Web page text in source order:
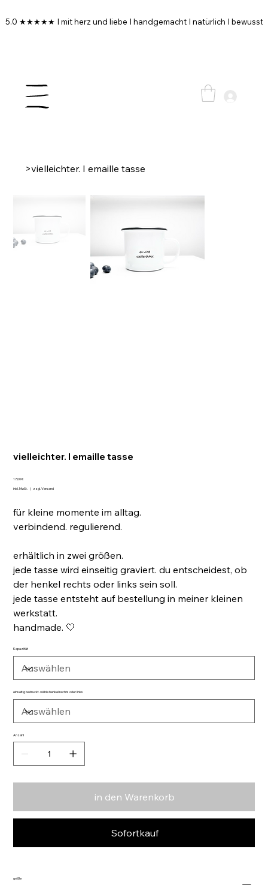
5.0 ★★★★★ I mit herz und liebe I handgemacht I natürlich I bewusst
>vielleichter. I emaille tasse
vielleichter. I emaille tasse
Preis
17,00 €
inkl. MwSt. | zzgl. Versand
für kleine momente im alltag.
verbindend. regulierend.
erhältlich in zwei größen.
jede tasse wird einseitig graviert. du entscheidest, ob
der henkel rechts oder links sein soll.
jede tasse entsteht auf bestellung in meiner kleinen
werkstatt.
handmade. 🤍
Kapazität
einseitig bedruckt. wähle henkel rechts oder links
Anzahl
in den Warenkorb
Sofortkauf
größe